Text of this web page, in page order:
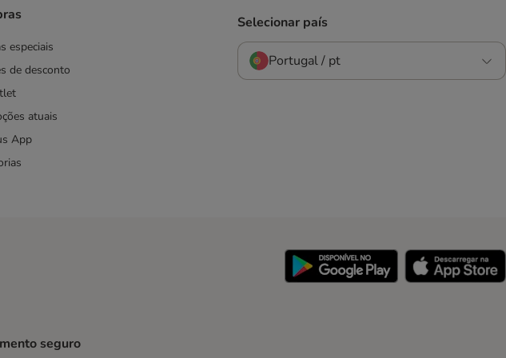
especiais
de desconto
atuais
App
Selecionar país
Portugal / pt
seguro